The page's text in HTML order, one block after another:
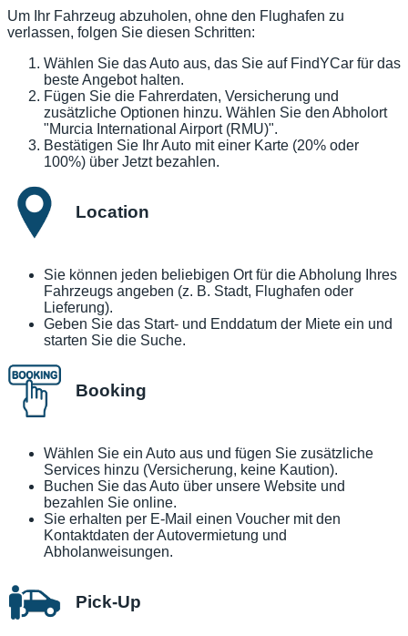
Um Ihr Fahrzeug abzuholen, ohne den Flughafen zu
verlassen, folgen Sie diesen Schritten:
Wählen Sie das Auto aus, das Sie auf FindYCar für das
beste Angebot halten.
Fügen Sie die Fahrerdaten, Versicherung und
zusätzliche Optionen hinzu. Wählen Sie den Abholort
"Murcia International Airport (RMU)".
Bestätigen Sie Ihr Auto mit einer Karte (20% oder
100%) über Jetzt bezahlen.
Location
Sie können jeden beliebigen Ort für die Abholung Ihres
Fahrzeugs angeben (z. B. Stadt, Flughafen oder
Lieferung).
Geben Sie das Start- und Enddatum der Miete ein und
starten Sie die Suche.
Booking
Wählen Sie ein Auto aus und fügen Sie zusätzliche
Services hinzu (Versicherung, keine Kaution).
Buchen Sie das Auto über unsere Website und
bezahlen Sie online.
Sie erhalten per E-Mail einen Voucher mit den
Kontaktdaten der Autovermietung und
Abholanweisungen.
Pick-Up